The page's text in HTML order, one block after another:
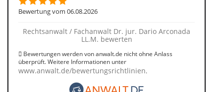
Bewertung vom 06.08.2026
Rechtsanwalt / Fachanwalt Dr. jur. Dario Arconada
LL.M. bewerten
Bewertungen werden von anwalt.de nicht ohne Anlass
überprüft. Weitere Informationen unter
www.anwalt.de/bewertungsrichtlinien.